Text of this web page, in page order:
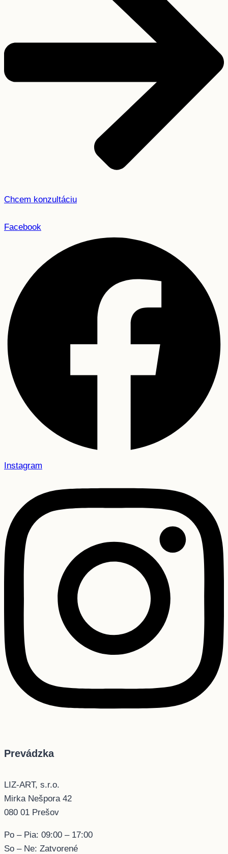
Chcem konzultáciu
Facebook
Instagram
Prevádzka
LIZ-ART, s.r.o.
Mirka Nešpora 42
080 01 Prešov
Po – Pia: 09:00 – 17:00
So – Ne: Zatvorené